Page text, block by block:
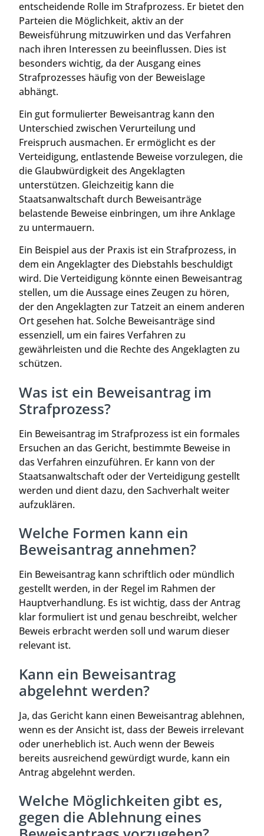
entscheidende Rolle im Strafprozess. Er bietet den
Parteien die Möglichkeit, aktiv an der
Beweisführung mitzuwirken und das Verfahren
nach ihren Interessen zu beeinflussen. Dies ist
besonders wichtig, da der Ausgang eines
Strafprozesses häufig von der Beweislage
abhängt.
Ein gut formulierter Beweisantrag kann den
Unterschied zwischen Verurteilung und
Freispruch ausmachen. Er ermöglicht es der
Verteidigung, entlastende Beweise vorzulegen, die
die Glaubwürdigkeit des Angeklagten
unterstützen. Gleichzeitig kann die
Staatsanwaltschaft durch Beweisanträge
belastende Beweise einbringen, um ihre Anklage
zu untermauern.
Ein Beispiel aus der Praxis ist ein Strafprozess, in
dem ein Angeklagter des Diebstahls beschuldigt
wird. Die Verteidigung könnte einen Beweisantrag
stellen, um die Aussage eines Zeugen zu hören,
der den Angeklagten zur Tatzeit an einem anderen
Ort gesehen hat. Solche Beweisanträge sind
essenziell, um ein faires Verfahren zu
gewährleisten und die Rechte des Angeklagten zu
schützen.
Was ist ein Beweisantrag im
Strafprozess?
Ein Beweisantrag im Strafprozess ist ein formales
Ersuchen an das Gericht, bestimmte Beweise in
das Verfahren einzuführen. Er kann von der
Staatsanwaltschaft oder der Verteidigung gestellt
werden und dient dazu, den Sachverhalt weiter
aufzuklären.
Welche Formen kann ein
Beweisantrag annehmen?
Ein Beweisantrag kann schriftlich oder mündlich
gestellt werden, in der Regel im Rahmen der
Hauptverhandlung. Es ist wichtig, dass der Antrag
klar formuliert ist und genau beschreibt, welcher
Beweis erbracht werden soll und warum dieser
relevant ist.
Kann ein Beweisantrag
abgelehnt werden?
Ja, das Gericht kann einen Beweisantrag ablehnen,
wenn es der Ansicht ist, dass der Beweis irrelevant
oder unerheblich ist. Auch wenn der Beweis
bereits ausreichend gewürdigt wurde, kann ein
Antrag abgelehnt werden.
Welche Möglichkeiten gibt es,
gegen die Ablehnung eines